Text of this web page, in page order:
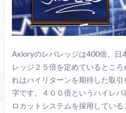
Axioryのレバレッジは400倍。日
レッジ２５倍を定めているとこ
れはハイリターンを期待した取
字です。４００倍というハイレ
ロカットシステムを採用している